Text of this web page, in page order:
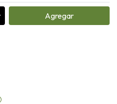
Agregar